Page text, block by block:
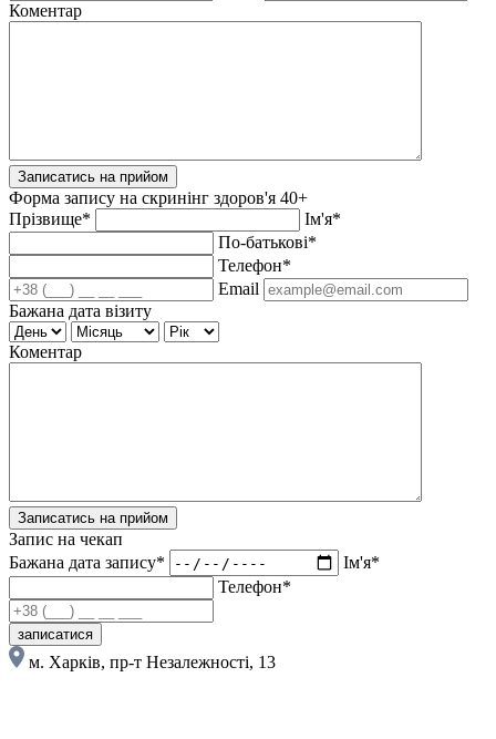
Коментар
Записатись на прийом
Форма запису на скринінг здоров'я 40+
Прізвище*
Ім'я*
По-батькові*
Телефон*
Email
Бажана дата візиту
Коментар
Записатись на прийом
Запис на чекап
Бажана дата запису*
Ім'я*
Телефон*
записатися
м. Харків, пр-т Незалежності, 13